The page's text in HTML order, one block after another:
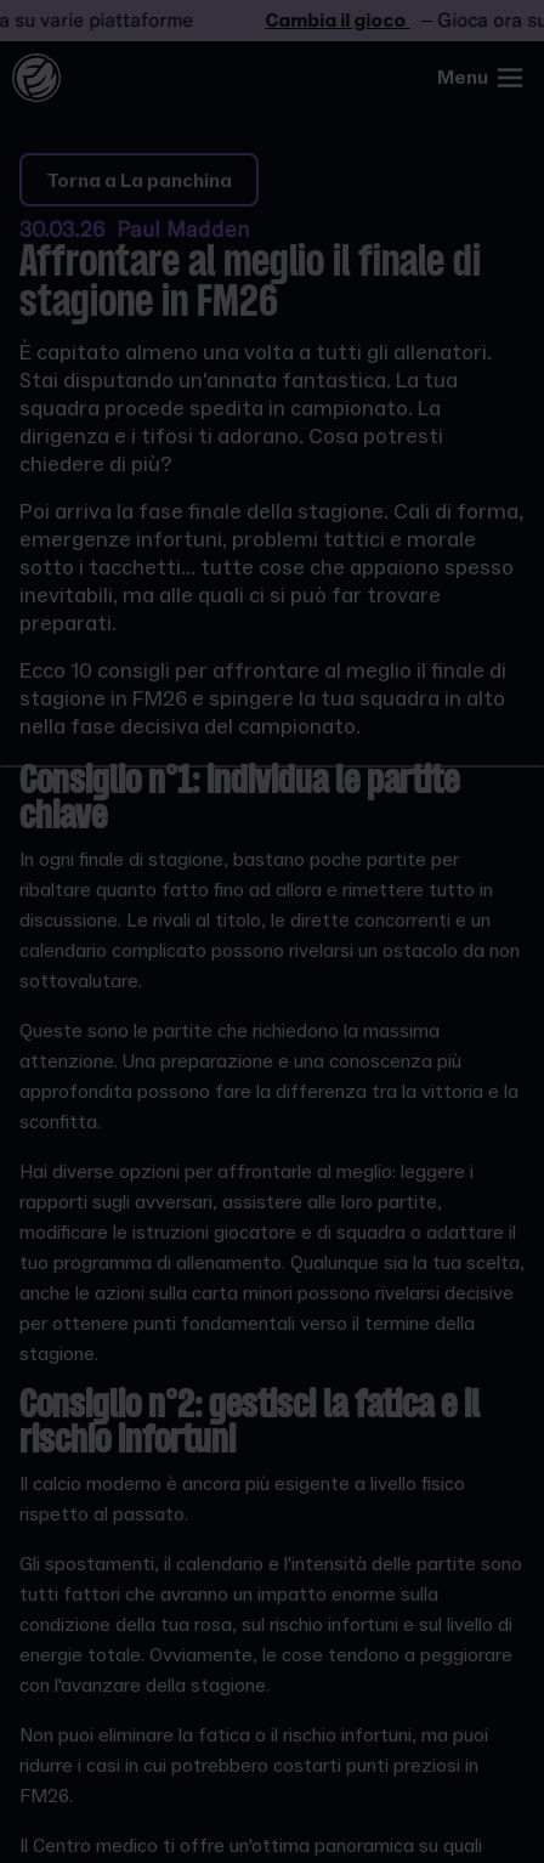
piattaforme Cambia il gioco – Gioca ora su
Menu
Torna a La panchina
30.03.26 Paul Madden
Affrontare al meglio il finale di
stagione in FM26
È capitato almeno una volta a tutti gli allenatori.
Stai disputando un'annata fantastica. La tua
squadra procede spedita in campionato. La
dirigenza e i tifosi ti adorano. Cosa potresti
chiedere di più?
Poi arriva la fase finale della stagione. Cali di forma,
emergenze infortuni, problemi tattici e morale
sotto i tacchetti... tutte cose che appaiono spesso
inevitabili, ma alle quali ci si può far trovare
preparati.
Ecco 10 consigli per affrontare al meglio il finale di
stagione in FM26 e spingere la tua squadra in alto
nella fase decisiva del campionato.
Consiglio n°1: individua le partite
chiave
In ogni finale di stagione, bastano poche partite per
ribaltare quanto fatto fino ad allora e rimettere tutto in
discussione. Le rivali al titolo, le dirette concorrenti e un
calendario complicato possono rivelarsi un ostacolo da non
sottovalutare.
Queste sono le partite che richiedono la massima
attenzione. Una preparazione e una conoscenza più
approfondita possono fare la differenza tra la vittoria e la
sconfitta.
Hai diverse opzioni per affrontarle al meglio: leggere i
rapporti sugli avversari, assistere alle loro partite,
modificare le istruzioni giocatore e di squadra o adattare il
tuo programma di allenamento. Qualunque sia la tua scelta,
anche le azioni sulla carta minori possono rivelarsi decisive
per ottenere punti fondamentali verso il termine della
stagione.
Consiglio n°2: gestisci la fatica e il
rischio infortuni
Il calcio moderno è ancora più esigente a livello fisico
rispetto al passato.
Gli spostamenti, il calendario e l'intensità delle partite sono
tutti fattori che avranno un impatto enorme sulla
condizione della tua rosa, sul rischio infortuni e sul livello di
energie totale. Ovviamente, le cose tendono a peggiorare
con l'avanzare della stagione.
Non puoi eliminare la fatica o il rischio infortuni, ma puoi
ridurre i casi in cui potrebbero costarti punti preziosi in
FM26.
Il Centro medico ti offre un'ottima panoramica su quali